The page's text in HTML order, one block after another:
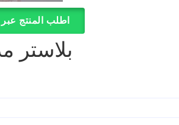
اطلب المنتج
بلاستر